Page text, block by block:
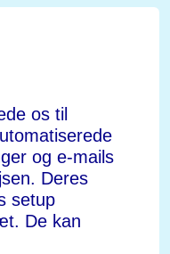
os til
og e-mails
Deres
setup
De kan